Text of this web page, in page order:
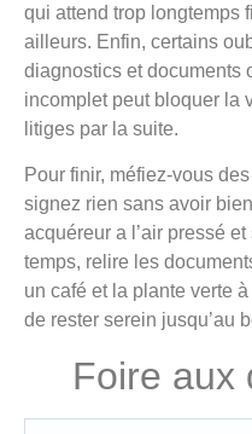
qui attend trop longtemps
ailleurs. Enfin, certains
diagnostics et documents
incomplet peut bloquer la
litiges par la suite.
Pour finir, méfiez-vous
signez rien sans avoir
acquéreur a l’air pressé
temps, relire les
un café et la plante verte
de rester serein jusqu’au
Foire aux